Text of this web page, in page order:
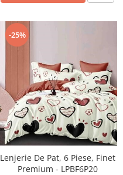
-25%
Lenjerie De Pat, 6 Piese, Finet
Premium - LPBF6P20